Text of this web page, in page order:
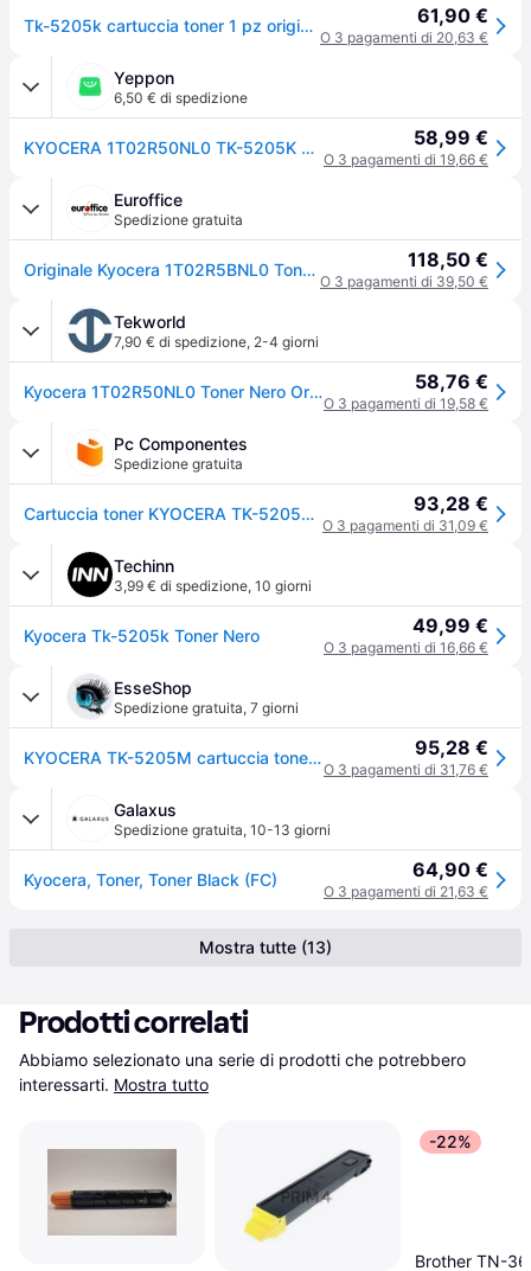
Tk-5205k cartuccia toner 1 pz originale nero 61,90 €
O 3 pagamenti di 20,63 €
Yeppon
6,50 € di spedizione
KYOCERA 1T02R50NL0 TK-5205K Cartuccia Toner Nero 18000 pagine colore Nero 58,99 €
O 3 pagamenti di 19,66 €
Euroffice
Spedizione gratuita
Originale Kyocera 1T02R5BNL0 Toner TK-5205M magenta 118,50 €
O 3 pagamenti di 39,50 €
Tekworld
7,90 € di spedizione, 2-4 giorni
Kyocera 1T02R50NL0 Toner Nero Originale 18000 pagine 58,76 €
O 3 pagamenti di 19,58 €
Pc Componentes
Spedizione gratuita
Cartuccia toner KYOCERA TK-5205K 1 pz. Originale Nero 93,28 €
O 3 pagamenti di 31,09 €
Techinn
3,99 € di spedizione, 10 giorni
Kyocera Tk-5205k Toner Nero 49,99 €
O 3 pagamenti di 16,66 €
EsseShop
Spedizione gratuita, 7 giorni
KYOCERA TK-5205M cartuccia toner 1 pz Originale Magenta 95,28 €
O 3 pagamenti di 31,76 €
Galaxus
Spedizione gratuita, 10-13 giorni
Kyocera, Toner, Toner Black (FC) 64,90 €
O 3 pagamenti di 21,63 €
Mostra tutte (13)
Prodotti correlati
Abbiamo selezionato una serie di prodotti che potrebbero
interessarti. Mostra tutto
-22%
Brother TN-